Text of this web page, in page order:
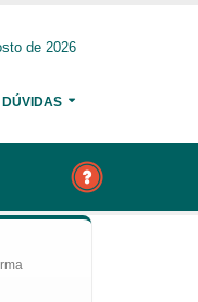
de 2026
DÚVIDAS